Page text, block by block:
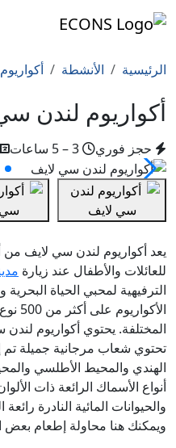
الرئيسية الأنشطة
أكواريوم لندن
حجز فوري
يعد أكواريوم لندن سي لايف من
للعائلات والأطفال عند زيارة
الترفيهية لمحبي الحياة
المختلفة. يحتوي أكواريوم
تحتوي شعاب مرجانية جميلة
الهندي والمحيط الأطلسي
أنواع الأسماك الرائعة ذات
والحيوانات المائية النادرة
ويمكنك هنا محاولة إطعام بعض